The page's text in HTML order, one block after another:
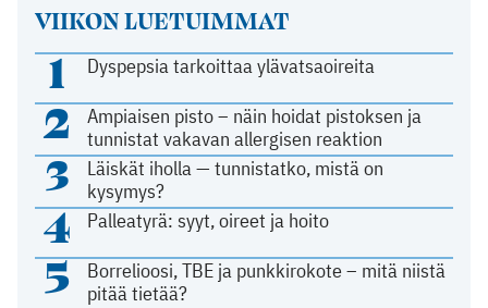
VIIKON LUETUIMMAT
1 Dyspepsia tarkoittaa ylävatsaoireita
2
Ampiaisen pisto – näin hoidat pistoksen ja
tunnistat vakavan allergisen reaktion
3
Läiskät iholla — tunnistatko, mistä on
kysymys?
4 Palleatyrä: syyt, oireet ja hoito
5
Borrelioosi, TBE ja punkkirokote – mitä niistä
pitää tietää?